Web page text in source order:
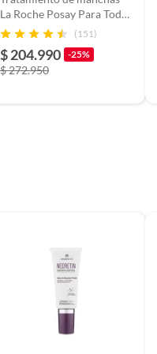
La Roche Posay Para Todo
tipo de piel 30ml(151)
$ 204.990 -25%
$ 272.950